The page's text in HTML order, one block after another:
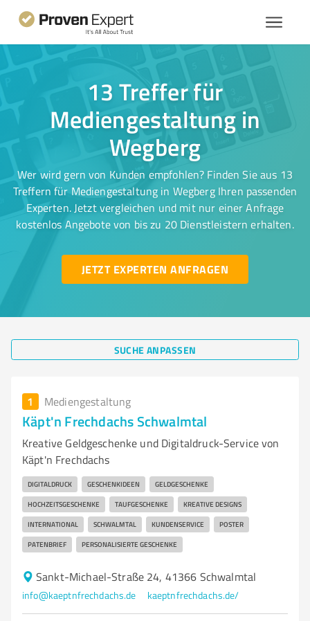
13 Treffer für
Mediengestaltung in
Wegberg
Wer wird gern von Kunden empfohlen? Finden Sie aus 13
Treffern für Mediengestaltung in Wegberg Ihren passenden
Experten. Jetzt vergleichen und mit nur einer Anfrage
kostenlos Angebote von bis zu 20 Dienstleistern erhalten.
JETZT EXPERTEN ANFRAGEN
SUCHE ANPASSEN
1 Mediengestaltung
Käpt'n Frechdachs Schwalmtal
Kreative Geldgeschenke und Digitaldruck-Service von
Käpt'n Frechdachs
DIGITALDRUCK GESCHENKIDEEN GELDGESCHENKE
HOCHZEITSGESCHENKE TAUFGESCHENKE KREATIVE DESIGNS
INTERNATIONAL SCHWALMTAL KUNDENSERVICE POSTER
PATENBRIEF PERSONALISIERTE GESCHENKE
Sankt-Michael-Straße 24, 41366 Schwalmtal
info@kaeptnfrechdachs.de kaeptnfrechdachs.de/